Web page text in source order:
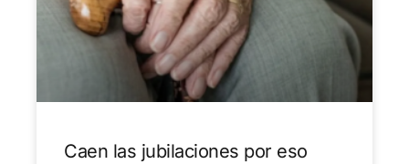
Caen las jubilaciones por eso